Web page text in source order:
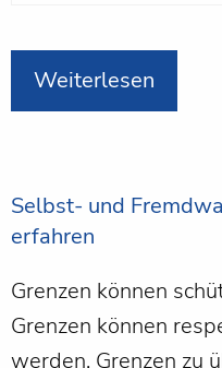
Weiterlesen
Selbst- und
erfahren
Grenzen können
Grenzen können
werden. Grenzen zu